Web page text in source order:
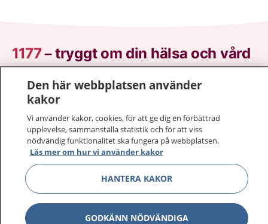
1177–tryggt om din hälsa och vård
På 1177.se får du råd om hälsa och information om
sjukdomar och vilka mottagningar du kan kontakta.
vårdärenden. Ring telefonnummer 1177 för
sjukvårdsrådgivning dygnet runt.
1177 ger dig råd när du vill må bättre.
Den här webbplatsen använder
kakor
Vi använder kakor, cookies, för att ge dig en förbättrad
upplevelse, sammanställa statistik och för att viss
nödvändig funktionalitet ska fungera på webbplatsen.
Läs mer om hur vi använder kakor
HANTERA KAKOR
GODKÄNN NÖDVÄNDIGA